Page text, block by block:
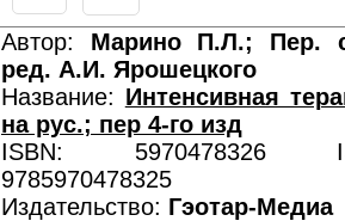
Автор: Марино П.Л.; Пер.
ред. А.И. Ярошецкого
Название: Интенсивная
на рус.; пер 4-го изд
ISBN: 5970478326
9785970478325
Издательство: Гэотар-Медиа